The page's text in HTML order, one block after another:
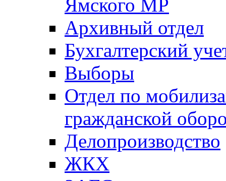
Ямского МР
Архивный отдел
Бухгалтерский
Выборы
Отдел по
гражданской
Делопроизводство
ЖКХ